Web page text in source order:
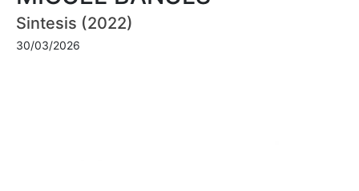
Sintesis (2022)
30/03/2026